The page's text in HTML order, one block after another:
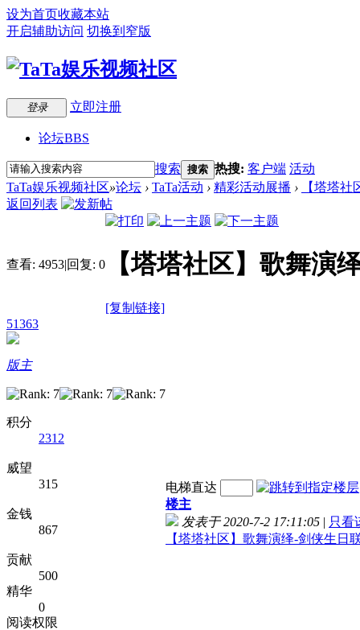
设为首页收藏本站
开启辅助访问 切换到窄版
登录 立即注册
论坛BBS
搜索 搜索 热搜: 客户端 活动
TaTa娱乐视频社区»论坛 › TaTa活动 › 精彩活动展播 ›
【塔塔
返回列表
查看: 4953|回复: 0 【塔塔社区】歌舞演
[复制链接]
51363
版主
积分
2312
威望
315
金钱
867
贡献
500
精华
0
阅读权限
电梯直达
楼主
发表于 2020-7-2 17:11:05 | 只看
【塔塔社区】歌舞演绎-剑侠生日